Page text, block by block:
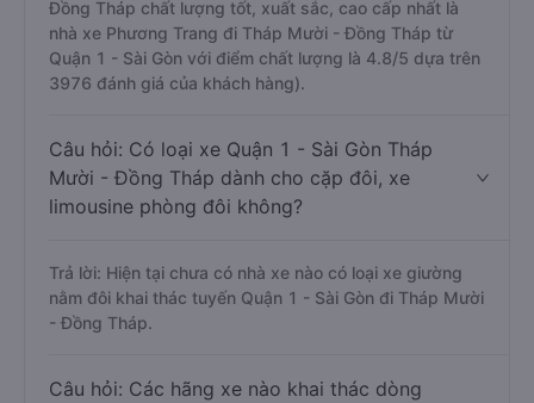
Đồng Tháp chất lượng tốt, xuất sắc, cao cấp nhất là
nhà xe Phương Trang đi Tháp Mười - Đồng Tháp từ
Quận 1 - Sài Gòn với điểm chất lượng là 4.8/5 dựa trên
3976 đánh giá của khách hàng).
Câu hỏi: Có loại xe Quận 1 - Sài Gòn Tháp
Mười - Đồng Tháp dành cho cặp đôi, xe
limousine phòng đôi không?
Trả lời: Hiện tại chưa có nhà xe nào có loại xe giường
nằm đôi khai thác tuyến Quận 1 - Sài Gòn đi Tháp Mười
- Đồng Tháp.
Câu hỏi: Các hãng xe nào khai thác dòng